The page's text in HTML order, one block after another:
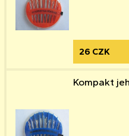
26 CZK
Kompakt